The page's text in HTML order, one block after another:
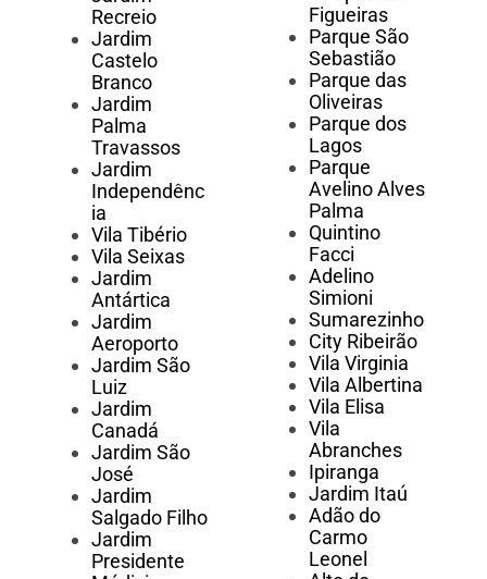
Recreio
Jardim
Castelo
Branco
Jardim
Palma
Travassos
Jardim
Independênc
ia
Vila Tibério
Vila Seixas
Jardim
Antártica
Jardim
Aeroporto
Jardim São
Luiz
Jardim
Canadá
Jardim São
José
Jardim
Salgado Filho
Jardim
Presidente
Figueiras
Parque São
Sebastião
Parque das
Oliveiras
Parque dos
Lagos
Parque
Avelino Alves
Palma
Quintino
Facci
Adelino
Simioni
Sumarezinho
City Ribeirão
Vila Virginia
Vila Albertina
Vila Elisa
Vila
Abranches
Ipiranga
Jardim Itaú
Adão do
Carmo
Leonel